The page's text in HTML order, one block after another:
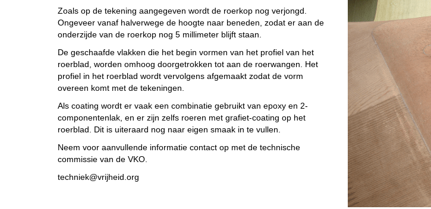
Zoals op de tekening aangegeven wordt de roerkop nog verjongd.
Ongeveer vanaf halverwege de hoogte naar beneden, zodat er aan de
onderzijde van de roerkop nog 5 millimeter blijft staan.
De geschaafde vlakken die het begin vormen van het profiel van het
roerblad, worden omhoog doorgetrokken tot aan de roerwangen. Het
profiel in het roerblad wordt vervolgens afgemaakt zodat de vorm
overeen komt met de tekeningen.
Als coating wordt er vaak een combinatie gebruikt van epoxy en 2-
componentenlak, en er zijn zelfs roeren met grafiet-coating op het
roerblad. Dit is uiteraard nog naar eigen smaak in te vullen.
Neem voor aanvullende informatie contact op met de technische
commissie van de VKO.
keinhcet@vrijheid.org